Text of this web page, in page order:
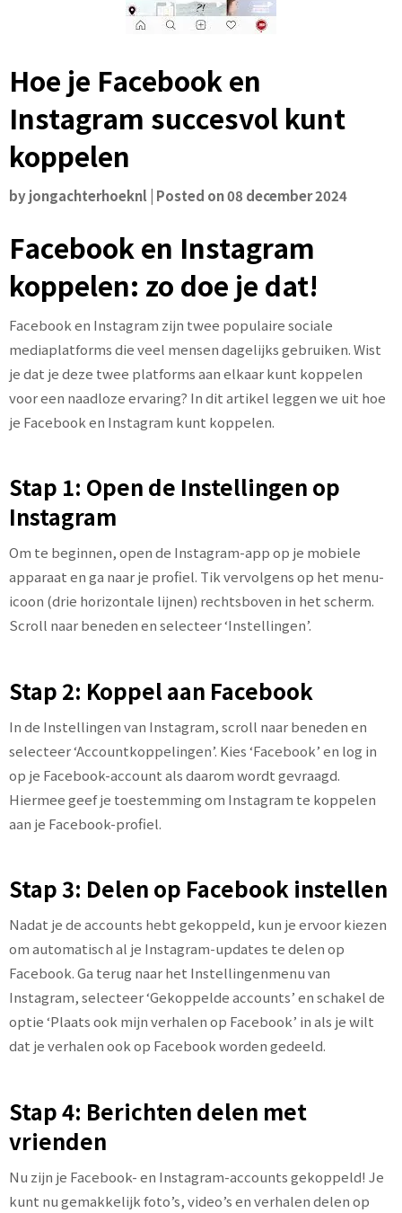
Hoe je Facebook en
Instagram succesvol kunt
koppelen
byjongachterhoeknl Posted on08 december 2024
Facebook en Instagram
koppelen: zo doe je dat!
Facebook en Instagram zijn twee populaire sociale
mediaplatforms die veel mensen dagelijks gebruiken. Wist
je dat je deze twee platforms aan elkaar kunt koppelen
voor een naadloze ervaring? In dit artikel leggen we uit hoe
je Facebook en Instagram kunt koppelen.
Stap 1: Open de Instellingen op
Instagram
Om te beginnen, open de Instagram-app op je mobiele
apparaat en ga naar je profiel. Tik vervolgens op het menu-
icoon (drie horizontale lijnen) rechtsboven in het scherm.
Scroll naar beneden en selecteer ‘Instellingen’.
Stap 2: Koppel aan Facebook
In de Instellingen van Instagram, scroll naar beneden en
selecteer ‘Accountkoppelingen’. Kies ‘Facebook’ en log in
op je Facebook-account als daarom wordt gevraagd.
Hiermee geef je toestemming om Instagram te koppelen
aan je Facebook-profiel.
Stap 3: Delen op Facebook instellen
Nadat je de accounts hebt gekoppeld, kun je ervoor kiezen
om automatisch al je Instagram-updates te delen op
Facebook. Ga terug naar het Instellingenmenu van
Instagram, selecteer ‘Gekoppelde accounts’ en schakel de
optie ‘Plaats ook mijn verhalen op Facebook’ in als je wilt
dat je verhalen ook op Facebook worden gedeeld.
Stap 4: Berichten delen met
vrienden
Nu zijn je Facebook- en Instagram-accounts gekoppeld! Je
kunt nu gemakkelijk foto’s, video’s en verhalen delen op